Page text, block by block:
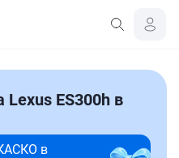
ES300h в
в